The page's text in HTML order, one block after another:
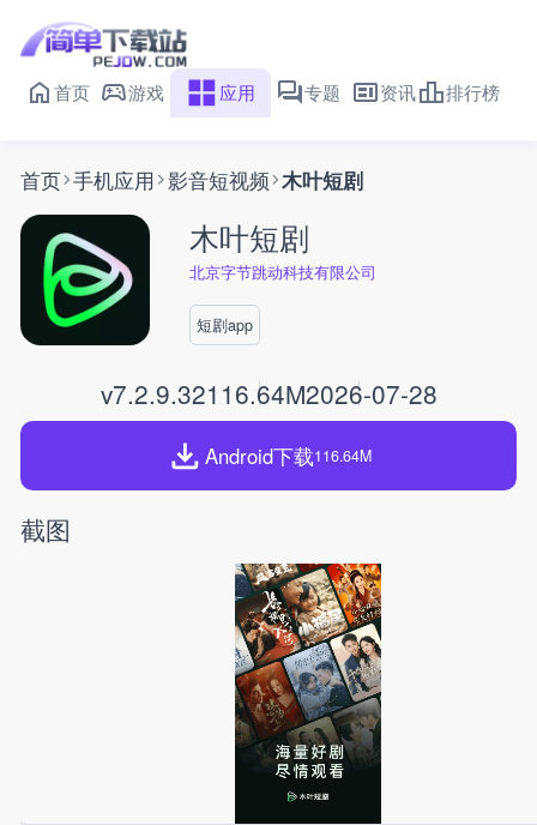
首页 游戏 应用 专题 资讯 排行榜
首页 手机应用 影音短视频 木叶短剧
木叶短剧
北京字节跳动科技有限公司
短剧app
v7.2.9.32116.64M2026-07-28
Android下载116.64M
截图